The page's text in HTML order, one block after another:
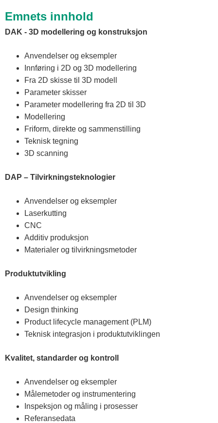
Emnets innhold
DAK - 3D modellering og konstruksjon
Anvendelser og eksempler
Innføring i 2D og 3D modellering
Fra 2D skisse til 3D modell
Parameter skisser
Parameter modellering fra 2D til 3D
Modellering
Friform, direkte og sammenstilling
Teknisk tegning
3D scanning
DAP – Tilvirkningsteknologier
Anvendelser og eksempler
Laserkutting
CNC
Additiv produksjon
Materialer og tilvirkningsmetoder
Produktutvikling
Anvendelser og eksempler
Design thinking
Product lifecycle management (PLM)
Teknisk integrasjon i produktutviklingen
Kvalitet, standarder og kontroll
Anvendelser og eksempler
Målemetoder og instrumentering
Inspeksjon og måling i prosesser
Referansedata